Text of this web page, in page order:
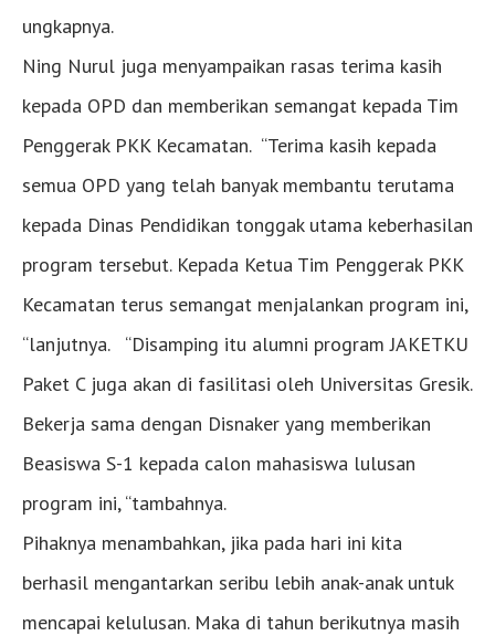
ungkapnya.
Ning Nurul juga menyampaikan rasas terima kasih
kepada OPD dan memberikan semangat kepada Tim
Penggerak PKK Kecamatan. “Terima kasih kepada
semua OPD yang telah banyak membantu terutama
kepada Dinas Pendidikan tonggak utama keberhasilan
program tersebut. Kepada Ketua Tim Penggerak PKK
Kecamatan terus semangat menjalankan program ini,
“lanjutnya. “Disamping itu alumni program JAKETKU
Paket C juga akan di fasilitasi oleh Universitas Gresik.
Bekerja sama dengan Disnaker yang memberikan
Beasiswa S-1 kepada calon mahasiswa lulusan
program ini, “tambahnya.
Pihaknya menambahkan, jika pada hari ini kita
berhasil mengantarkan seribu lebih anak-anak untuk
mencapai kelulusan. Maka di tahun berikutnya masih